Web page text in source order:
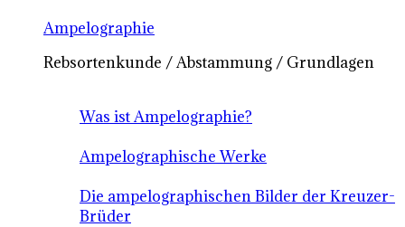
Ampelographie
Rebsortenkunde / Abstammung / Grundlagen
Was ist Ampelographie?
Ampelographische Werke
Die ampelographischen Bilder der Kreuzer-
Brüder